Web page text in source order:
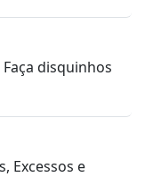
disquinhos
Excessos e